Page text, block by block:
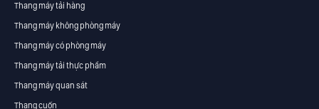
Thang máy tải hàng
Thang máy không phòng máy
Thang máy có phòng máy
Thang máy tải thực phẩm
Thang máy quan sát
Thang cuốn